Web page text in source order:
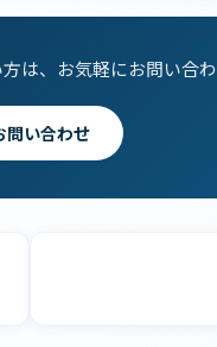
は、お気軽にお問い合わ
問い合わせ